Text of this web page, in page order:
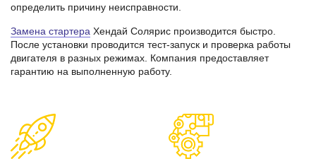
определить причину неисправности.
Замена стартера Хендай Солярис производится быстро.
После установки проводится тест‑запуск и проверка работы
двигателя в разных режимах. Компания предоставляет
гарантию на выполненную работу.